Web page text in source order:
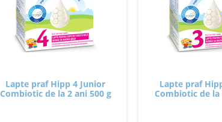
Lapte praf Hipp 4 Junior
Combiotic de la 2 ani 500 g
Lapte praf
Combiotic de la